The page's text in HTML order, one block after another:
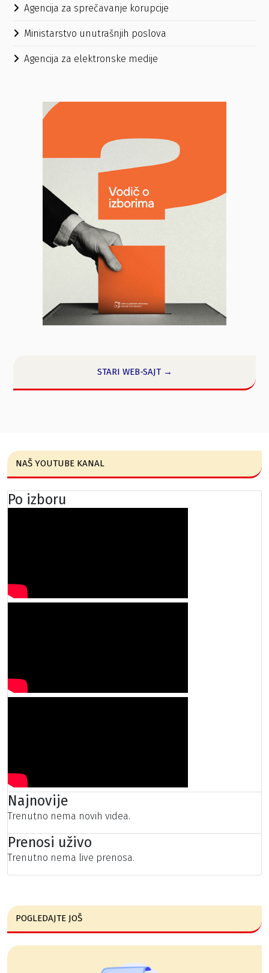
Agencija za sprečavanje korupcije
Ministarstvo unutrašnjih poslova
Agencija za elektronske medije
STARI WEB-SAJT →
NAŠ YOUTUBE KANAL
Po izboru
Najnovije
Trenutno nema novih videa.
Prenosi uživo
Trenutno nema live prenosa.
POGLEDAJTE JOŠ